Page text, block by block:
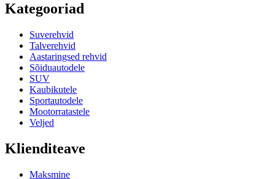
Kategooriad
Suverehvid
Talverehvid
Aastaringsed rehvid
Sõiduautodele
SUV
Kaubikutele
Sportautodele
Mootorratastele
Veljed
Klienditeave
Maksmine